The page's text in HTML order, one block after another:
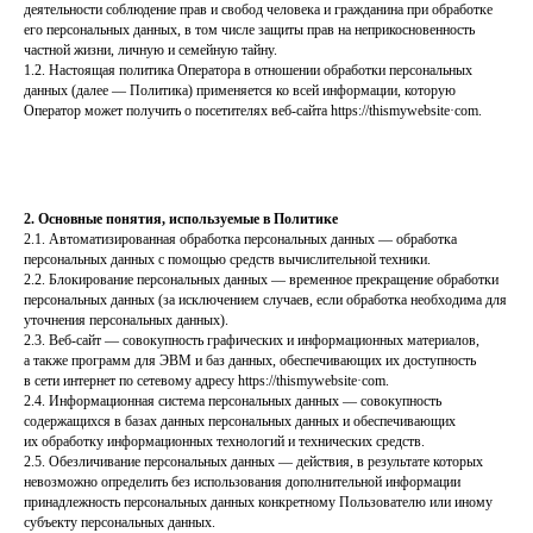
деятельности соблюдение прав и свобод человека и гражданина при обработке
его персональных данных, в том числе защиты прав на неприкосновенность
частной жизни, личную и семейную тайну.
1.2. Настоящая политика Оператора в отношении обработки персональных
данных (далее — Политика) применяется ко всей информации, которую
Оператор может получить о посетителях веб-сайта httpsː//thismywebsite·com.
2. Основные понятия, используемые в Политике
2.1. Автоматизированная обработка персональных данных — обработка
персональных данных с помощью средств вычислительной техники.
2.2. Блокирование персональных данных — временное прекращение обработки
персональных данных (за исключением случаев, если обработка необходима для
уточнения персональных данных).
2.3. Веб-сайт — совокупность графических и информационных материалов,
а также программ для ЭВМ и баз данных, обеспечивающих их доступность
в сети интернет по сетевому адресу httpsː//thismywebsite·com.
2.4. Информационная система персональных данных — совокупность
содержащихся в базах данных персональных данных и обеспечивающих
их обработку информационных технологий и технических средств.
2.5. Обезличивание персональных данных — действия, в результате которых
невозможно определить без использования дополнительной информации
принадлежность персональных данных конкретному Пользователю или иному
субъекту персональных данных.